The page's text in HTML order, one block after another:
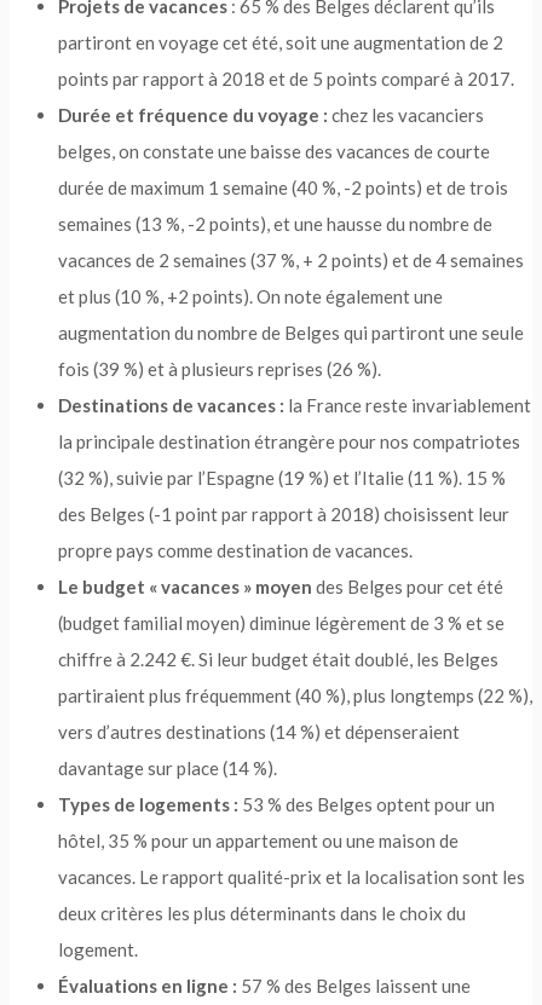
Projets de vacances : 65 % des Belges déclarent qu’ils
partiront en voyage cet été, soit une augmentation de 2
points par rapport à 2018 et de 5 points comparé à 2017.
Durée et fréquence du voyage : chez les vacanciers
belges, on constate une baisse des vacances de courte
durée de maximum 1 semaine (40 %, -2 points) et de trois
semaines (13 %, -2 points), et une hausse du nombre de
vacances de 2 semaines (37 %, + 2 points) et de 4 semaines
et plus (10 %, +2 points). On note également une
augmentation du nombre de Belges qui partiront une seule
fois (39 %) et à plusieurs reprises (26 %).
Destinations de vacances : la France reste invariablement
la principale destination étrangère pour nos compatriotes
(32 %), suivie par l’Espagne (19 %) et l’Italie (11 %). 15 %
des Belges (-1 point par rapport à 2018) choisissent leur
propre pays comme destination de vacances.
Le budget « vacances » moyen des Belges pour cet été
(budget familial moyen) diminue légèrement de 3 % et se
chiffre à 2.242 €. Si leur budget était doublé, les Belges
partiraient plus fréquemment (40 %), plus longtemps (22 %),
vers d’autres destinations (14 %) et dépenseraient
davantage sur place (14 %).
Types de logements : 53 % des Belges optent pour un
hôtel, 35 % pour un appartement ou une maison de
vacances. Le rapport qualité-prix et la localisation sont les
deux critères les plus déterminants dans le choix du
logement.
Évaluations en ligne : 57 % des Belges laissent une